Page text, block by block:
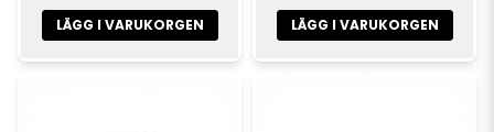
LÄGG I VARUKORGEN LÄGG I VARUKORGEN